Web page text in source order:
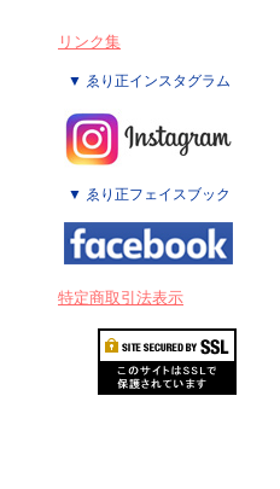
リンク集
▼ ゑり正インスタグラム
▼ ゑり正フェイスブック
特定商取引法表示